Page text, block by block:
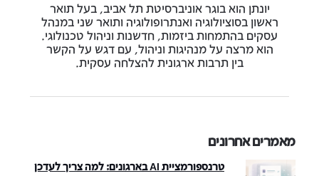
יונתן הוא בוגר אוניברסיטת תל אביב, בעל תואר
ראשון בסוציולוגיה ואנתרופולוגיה ותואר שני במנהל
עסקים בהתמחות ביזמות, חדשנות וניהול טכנולוגי.
הוא מרצה על מנהיגות וניהול, עם דגש על הקשר
בין תרבות ארגונית להצלחה עסקית.
מאמרים אחרונים
טרנספורמציית AI בארגונים: למה צריך לעדכן